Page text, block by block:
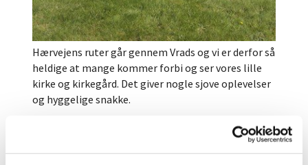
Hærvejens ruter går gennem Vrads og vi er derfor så
heldige at mange kommer forbi og ser vores lille
kirke og kirkegård. Det giver nogle sjove oplevelser
og hyggelige snakke.
Kirkegårde er som så mange andre ting under
omstrukturering, og Vrads er ingen undtagelse. Det
betyder at der løbende sker ændringer på